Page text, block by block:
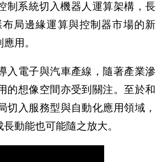
制系統切入機器人運算架構，長
局邊緣運算與控制器市場的新
用。
入電子與汽車產線，隨著產業滲
的想像空間亦受到關注。至於和
入服務型與自動化應用領域，
動能也可能隨之放大。